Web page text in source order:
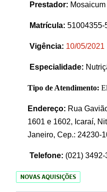
Prestador:
Matrícula: 51004355-
Vigência: 10/05/2021
Especialidade:
Tipo de Atendimento:
Endereço: Rua
1601 e 1602, Icaraí,
Janeiro, Cep.: 24230-
Telefone: (021)
NOVAS AQUISIÇÕES